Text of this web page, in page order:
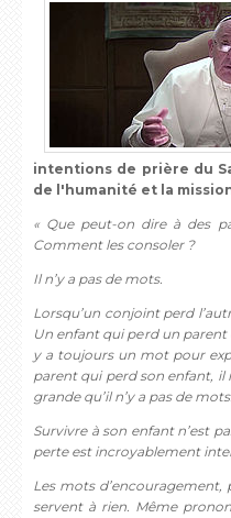
intentions de prière du
de l'humanité et la
« Que peut-on dire à des
Comment les consoler ?
Il n’y a pas de mots.
Lorsqu’un conjoint perd
Un enfant qui perd un
y a toujours un mot pour
parent qui perd son enfant, il
grande qu’il n’y a pas de mots.
Survivre à son enfant n’est
perte est incroyablement
Les mots d’encouragement,
servent à rien. Même